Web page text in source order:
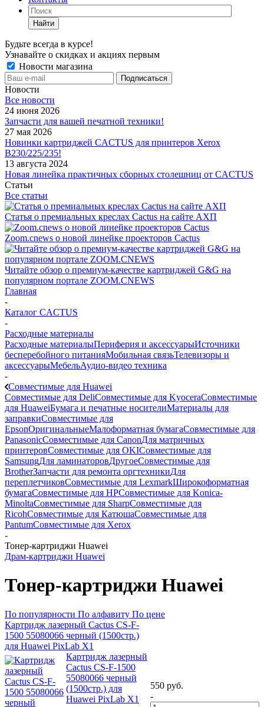
Найти
Будьте всегда в курсе!
Узнавайте о скидках и акциях первым
Новости магазина
Новости
Все новости
24 июня 2026
Запчасти для вашей печатной техники!
27 мая 2026
Новинки картриджей CACTUS для принтеров Xerox
B230/225/235!
13 августа 2024
Новая линейка практичных сборных столешниц от CACTUS
Статьи
Все статьи
Статья о премиальных креслах Cactus на сайте АХП
Zoom.cnews о новой линейке проекторов Cactus
Читайте обзор о премиум-качестве картриджей G&G на
популярном портале ZOOM.CNEWS
Главная
-
Каталог CACTUS
-
Расходные материалы
Расходные материалыПериферия и аксессуарыИсточники
бесперебойного питанияМобильная связьТелевизоры и
аксессуарыМебельАудио-видео техника
-
Совместимые для Huawei
Совместимые для DeliСовместимые для KyoceraСовместимые
для HuaweiБумага и печатные носителиМатериалы для
заправкиСовместимые для
EpsonОригинальныеМалоформатная бумагаСовместимые для
PanasonicСовместимые для CanonДля матричных
принтеровСовместимые для OKIСовместимые для
SamsungДля ламинаторовДругоеСовместимые для
BrotherЗапчасти для ремонта оргтехникиДля
переплетчиковСовместимые для LexmarkШирокоформатная
бумагаСовместимые для HPСовместимые для Konica-
MinoltaСовместимые для SharpСовместимые для
RicohСовместимые для КатюшаСовместимые для
PantumСовместимые для Xerox
-
Тонер-картриджи Huawei
Драм-картриджи Huawei
Тонер-картриджи Huawei
По популярности По алфавиту По цене
Картридж лазерный Cactus CS-F-
1500 55080066 черный (1500стр.)
для Huawei PixLab X1
Картридж лазерный
Cactus CS-F-1500
55080066 черный
(1500стр.) для
Huawei PixLab X1
550 руб.
-